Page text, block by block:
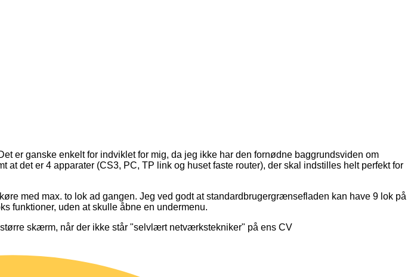
er ganske enkelt for indviklet for mig, da jeg ikke har den fornødne baggrundsviden om
det er 4 apparater (CS3, PC, TP link og huset faste router), der skal indstilles helt perfekt for
med max. to lok ad gangen. Jeg ved godt at standardbrugergrænsefladen kan have 9 lok på
funktioner, uden at skulle åbne en undermenu.
skærm, når der ikke står "selvlært netværkstekniker" på ens CV